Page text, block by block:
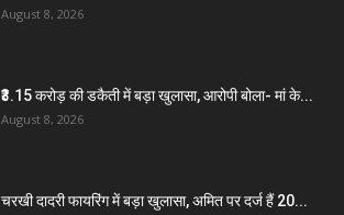
August 8, 2026
₹3.15 करोड़ की डकैती में बड़ा खुलासा, आरोपी बोला- मां के...
August 8, 2026
चरखी दादरी फायरिंग में बड़ा खुलासा, अमित पर दर्ज हैं 20...